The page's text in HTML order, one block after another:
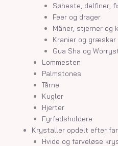
Søheste, delfiner,
Feer og drager
Måner, stjerner og
Kranier og græskar
Gua Sha og
Lommesten
Palmstones
Tårne
Kugler
Hjerter
Fyrfadsholdere
Krystaller opdelt efter
Hvide og farveløse